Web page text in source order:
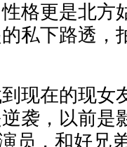
格更是北方
私下路透，
现在的现女
袭，以前是
员，和好兄